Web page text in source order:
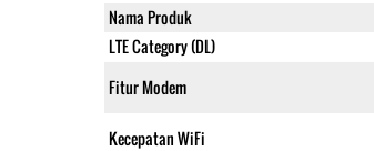
Nama Produk
LTE Category (DL)
Fitur Modem
Kecepatan WiFi